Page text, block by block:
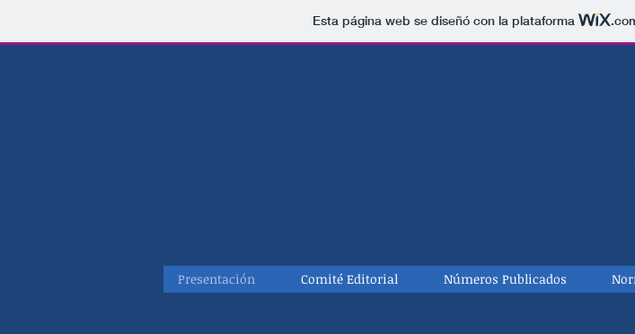
Esta página web se diseñó con la plataforma
Presentación Comité Editorial Números Publicados